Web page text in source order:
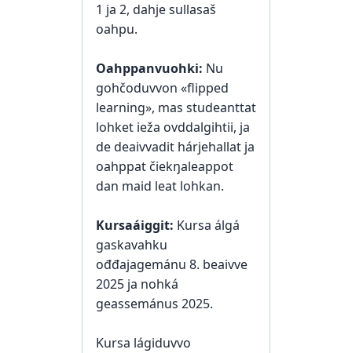
1 ja 2, dahje sullasaš
oahpu.
Oahppanvuohki: Nu
gohčoduvvon «flipped
learning», mas studeanttat
lohket ieža ovddalgihtii, ja
de deaivvadit hárjehallat ja
oahppat čiekŋaleappot
dan maid leat lohkan.
Kursaáiggit: Kursa álgá
gaskavahku
ođđajagemánu 8. beaivve
2025 ja nohká
geassemánus 2025.
Kursa lágiduvvo